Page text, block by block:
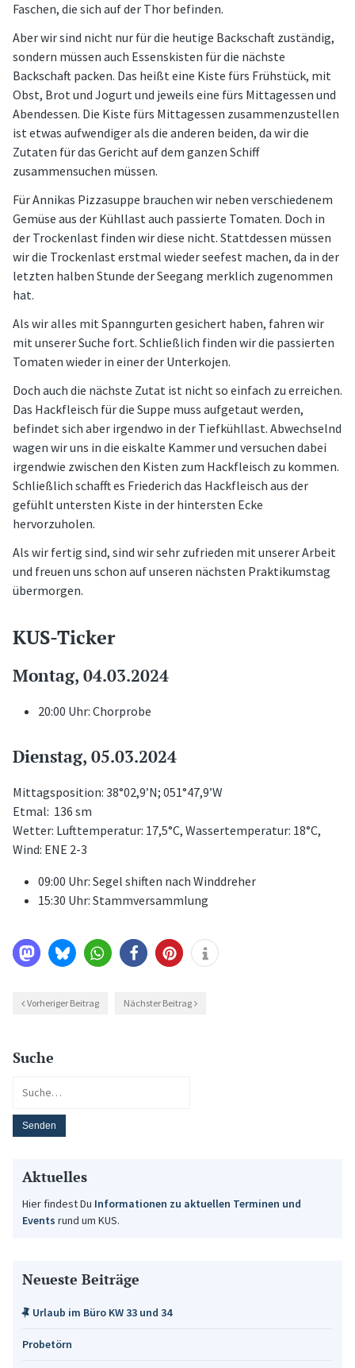
Faschen, die sich auf der Thor befinden.
Aber wir sind nicht nur für die heutige Backschaft zuständig,
sondern müssen auch Essenskisten für die nächste
Backschaft packen. Das heißt eine Kiste fürs Frühstück, mit
Obst, Brot und Jogurt und jeweils eine fürs Mittagessen und
Abendessen. Die Kiste fürs Mittagessen zusammenzustellen
ist etwas aufwendiger als die anderen beiden, da wir die
Zutaten für das Gericht auf dem ganzen Schiff
zusammensuchen müssen.
Für Annikas Pizzasuppe brauchen wir neben verschiedenem
Gemüse aus der Kühllast auch passierte Tomaten. Doch in
der Trockenlast finden wir diese nicht. Stattdessen müssen
wir die Trockenlast erstmal wieder seefest machen, da in der
letzten halben Stunde der Seegang merklich zugenommen
hat.
Als wir alles mit Spanngurten gesichert haben, fahren wir
mit unserer Suche fort. Schließlich finden wir die passierten
Tomaten wieder in einer der Unterkojen.
Doch auch die nächste Zutat ist nicht so einfach zu erreichen.
Das Hackfleisch für die Suppe muss aufgetaut werden,
befindet sich aber irgendwo in der Tiefkühllast. Abwechselnd
wagen wir uns in die eiskalte Kammer und versuchen dabei
irgendwie zwischen den Kisten zum Hackfleisch zu kommen.
Schließlich schafft es Friederich das Hackfleisch aus der
gefühlt untersten Kiste in der hintersten Ecke
hervorzuholen.
Als wir fertig sind, sind wir sehr zufrieden mit unserer Arbeit
und freuen uns schon auf unseren nächsten Praktikumstag
übermorgen.
KUS-Ticker
Montag, 04.03.2024
20:00 Uhr: Chorprobe
Dienstag, 05.03.2024
Mittagsposition: 38°02,9’N; 051°47,9’W
Etmal: 136 sm
Wetter: Lufttemperatur: 17,5°C, Wassertemperatur: 18°C,
Wind: ENE 2-3
09:00 Uhr: Segel shiften nach Winddreher
15:30 Uhr: Stammversammlung
Vorheriger Beitrag Nächster Beitrag
Suche
Aktuelles
Hier findest Du Informationen zu aktuellen Terminen und
Events rund um KUS.
Neueste Beiträge
Urlaub im Büro KW 33 und 34
Probetörn